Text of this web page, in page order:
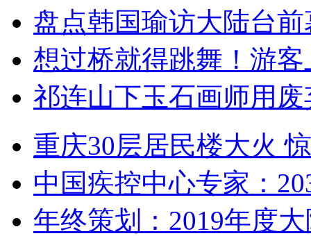
盘点韩国瑜访大陆台
想过桥就得跳舞！游客
祁连山下玉石画师用
重庆30层居民楼大火
中国疾控中心专家：
年终策划：2019年度